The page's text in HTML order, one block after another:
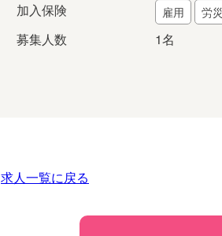
加入保険
雇用 労災
募集人数 1名
求人一覧に戻る